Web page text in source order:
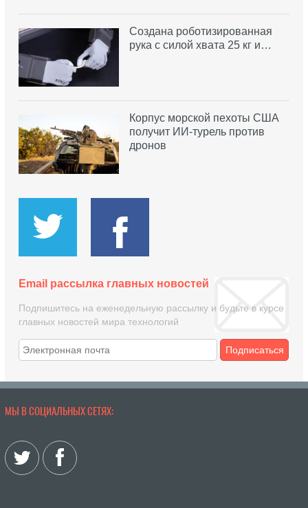
Создана роботизированная
рука с силой хвата 25 кг и…
Корпус морской пехоты США
получит ИИ-турель против
дронов
Email рассылка главных новостей
Подпишитесь на еженедельную рассылку и будьте в курсе
главных новостей мира технологий
Подписаться
МЫ В СОЦИАЛЬНЫХ СЕТЯХ: